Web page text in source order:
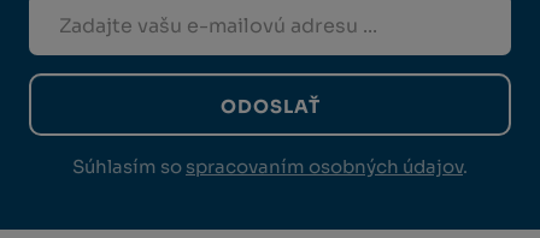
ODOSLAŤ
Súhlasím so spracovaním osobných údajov.